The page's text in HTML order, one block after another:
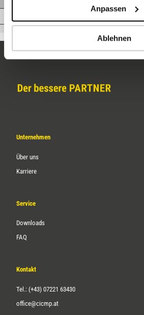
Anpassen
Ablehnen
Unternehmen
Über uns
Karriere
Service
Downloads
FAQ
Kontakt
Tel.: (+43) 07221 63430
office@cicmp.at